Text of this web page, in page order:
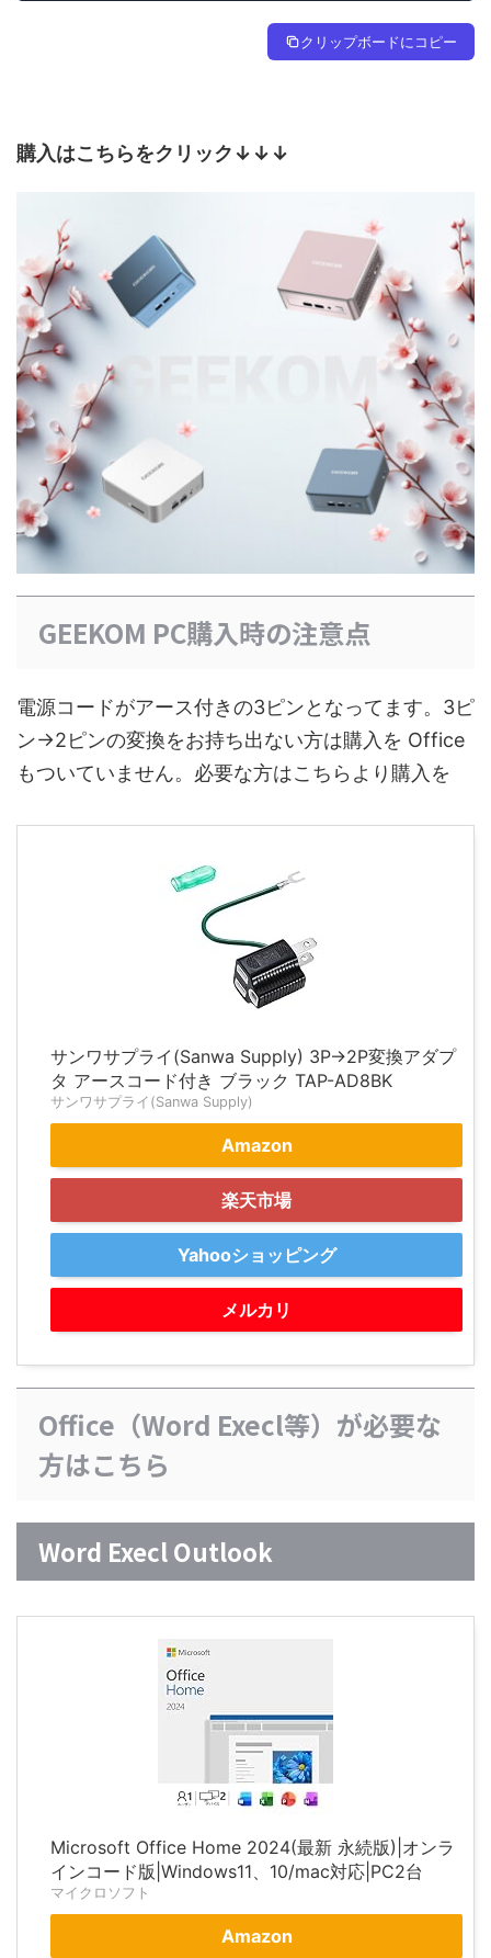
クリップボードにコピー
購入はこちらをクリック↓↓↓
GEEKOM PC購入時の注意点
電源コードがアース付きの3ピンとなってます。3ピ
ン→2ピンの変換をお持ち出ない方は購入を Office
もついていません。必要な方はこちらより購入を
サンワサプライ(Sanwa Supply) 3P→2P変換アダプ
タ アースコード付き ブラック TAP-AD8BK
サンワサプライ(Sanwa Supply)
Amazon
楽天市場
Yahooショッピング
メルカリ
Office（Word Execl等）が必要な
方はこちら
Word Execl Outlook
Microsoft Office Home 2024(最新 永続版)|オンラ
インコード版|Windows11、10/mac対応|PC2台
マイクロソフト
Amazon